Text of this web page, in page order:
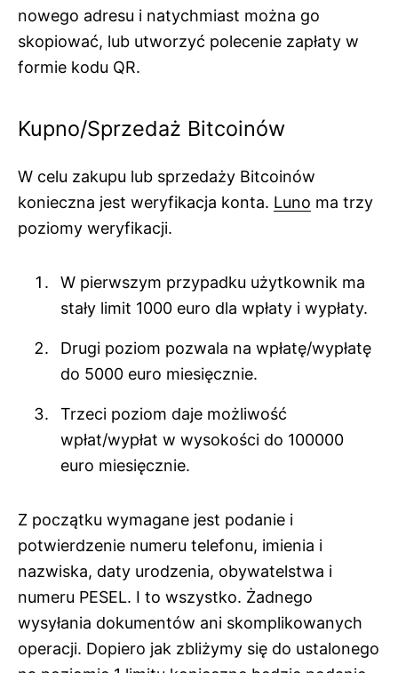
nowego adresu i natychmiast można go
skopiować, lub utworzyć polecenie zapłaty w
formie kodu QR.
Kupno/Sprzedaż Bitcoinów
W celu zakupu lub sprzedaży Bitcoinów
konieczna jest weryfikacja konta. Luno ma trzy
poziomy weryfikacji.
W pierwszym przypadku użytkownik ma
stały limit 1000 euro dla wpłaty i wypłaty.
Drugi poziom pozwala na wpłatę/wypłatę
do 5000 euro miesięcznie.
Trzeci poziom daje możliwość
wpłat/wypłat w wysokości do 100000
euro miesięcznie.
Z początku wymagane jest podanie i
potwierdzenie numeru telefonu, imienia i
nazwiska, daty urodzenia, obywatelstwa i
numeru PESEL. I to wszystko. Żadnego
wysyłania dokumentów ani skomplikowanych
operacji. Dopiero jak zbliżymy się do ustalonego